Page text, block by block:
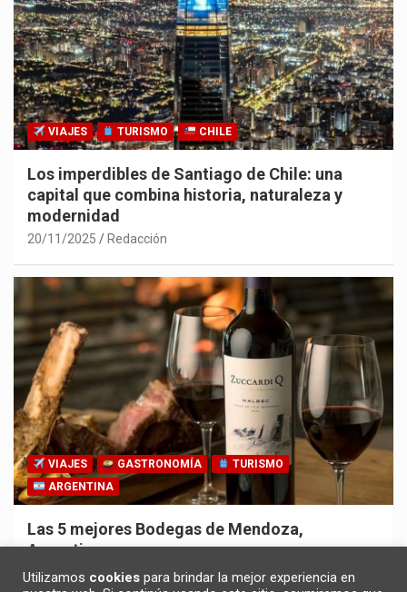
VIAJES TURISMO CHILE
Los imperdibles de Santiago de Chile: una
capital que combina historia, naturaleza y
modernidad
20/11/2025 Redacción
VIAJES GASTRONOMÍA
TURISMO
ARGENTINA
Las 5 mejores Bodegas de Mendoza,
Argentina
30/10/2025 Redacción
Utilizamos cookies para brindar la mejor experiencia en